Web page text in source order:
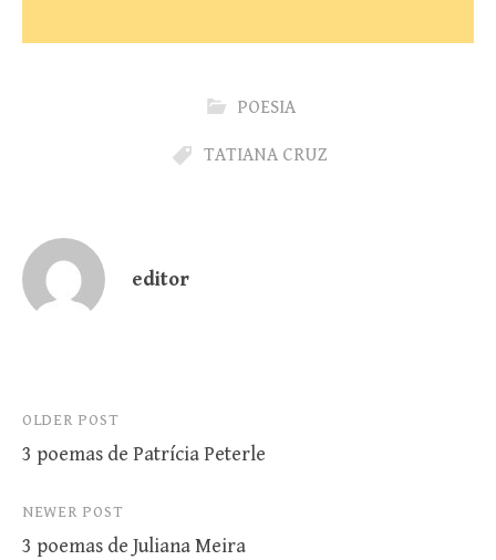
POESIA
TATIANA CRUZ
editor
Post
navigation
OLDER POST
3 poemas de Patrícia Peterle
NEWER POST
3 poemas de Juliana Meira